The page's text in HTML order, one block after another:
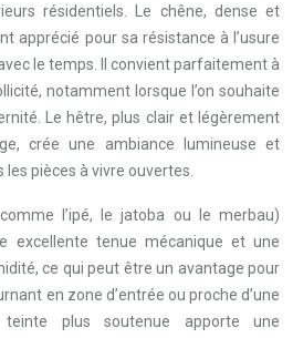
résidentiels. Le chêne, dense et
apprécié pour sa résistance à l’usure
le temps. Il convient parfaitement à
notamment lorsque l’on souhaite
Le hêtre, plus clair et légèrement
crée une ambiance lumineuse et
pièces à vivre ouvertes.
l’ipé, le jatoba ou le merbau)
excellente tenue mécanique et une
ce qui peut être un avantage pour
en zone d’entrée ou proche d’une
teinte plus soutenue apporte une